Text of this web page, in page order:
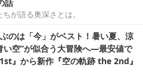
話
が語る奥深さとは。
のは「今」がベスト！暑い夏、涼
い空”が似合う大冒険へ―最安値で
』から新作『空の軌跡 the 2nd』